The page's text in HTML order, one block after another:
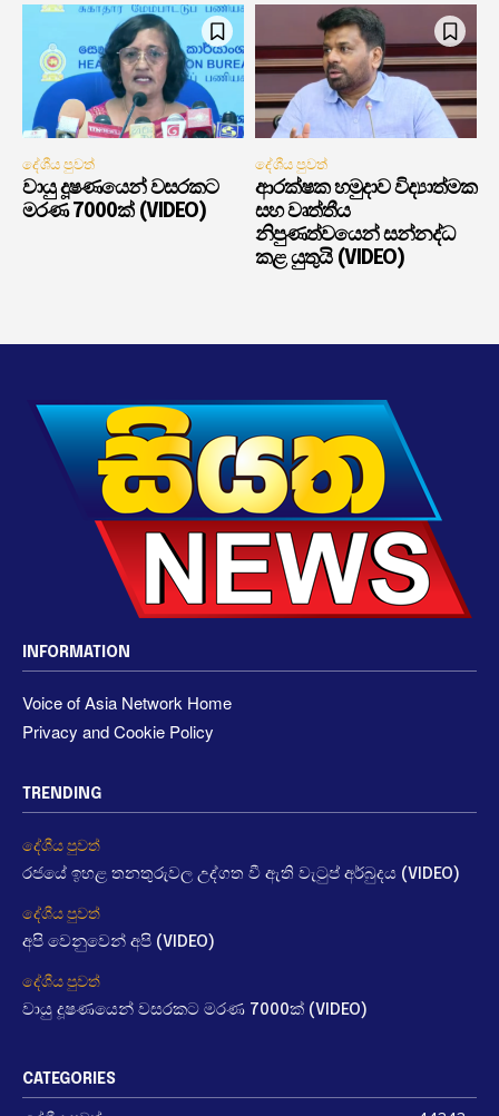
දේශීය පුවත්
වායු දූෂණයෙන් වසරකට
මරණ 7000ක් (VIDEO)
දේශීය පුවත්
ආරක්ෂක හමුදාව විද්‍යාත්මක
සහ වෘත්තීය
නිපුණත්වයෙන් සන්නද්ධ
කළ යුතුයි (VIDEO)
INFORMATION
Voice of Asia Network Home
Privacy and Cookie Policy
TRENDING
දේශීය පුවත්
රජයේ ඉහළ තනතුරුවල උද්ගත වී ඇති වැටුප් අර්බුදය (VIDEO)
දේශීය පුවත්
අපි වෙනුවෙන් අපි (VIDEO)
දේශීය පුවත්
වායු දූෂණයෙන් වසරකට මරණ 7000ක් (VIDEO)
CATEGORIES